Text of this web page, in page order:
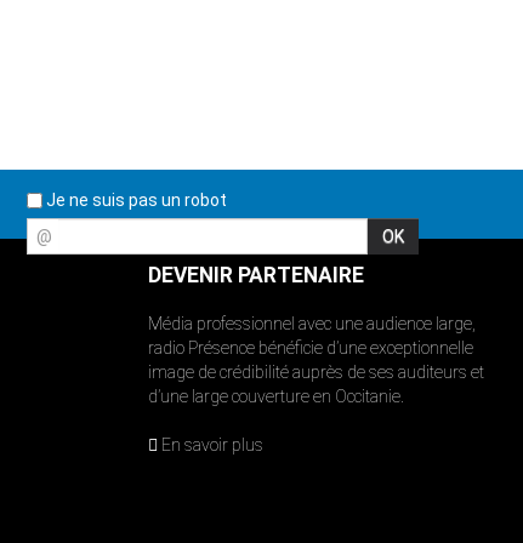
Je ne suis pas un robot
@
DEVENIR PARTENAIRE
Média professionnel avec une audience large,
radio Présence bénéficie d’une exceptionnelle
image de crédibilité auprès de ses auditeurs et
d’une large couverture en Occitanie.
En savoir plus